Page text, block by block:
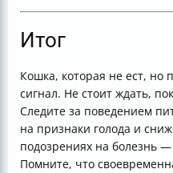
Итог
Кошка, которая не ест, но
сигнал. Не стоит ждать,
Следите за поведением
на признаки голода и
подозрениях на болезнь
Помните, что